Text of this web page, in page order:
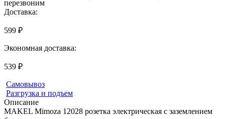
перезвоним
Доставка:
599 ₽
Экономная доставка:
539 ₽
Самовывоз
Разгрузка и подъем
Описание
MAKEL Mimoza 12028 розетка электрическая с заземлением